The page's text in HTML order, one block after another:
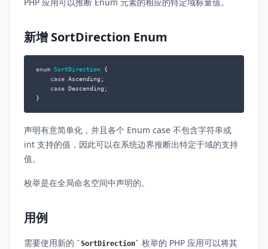
新增 SortDirection Enum
enum SortDirection
{
case Ascending;
case Descending;
}
声明有意简单化，并且各个 Enum case 不包含字符串或
int 支持的值，因此可以在系统边界推断出特定于域的支持
值。
枚举是在全局命名空间中声明的。
用例
需要使用新的 SortDirection
枚举的 PHP 应用可以将其